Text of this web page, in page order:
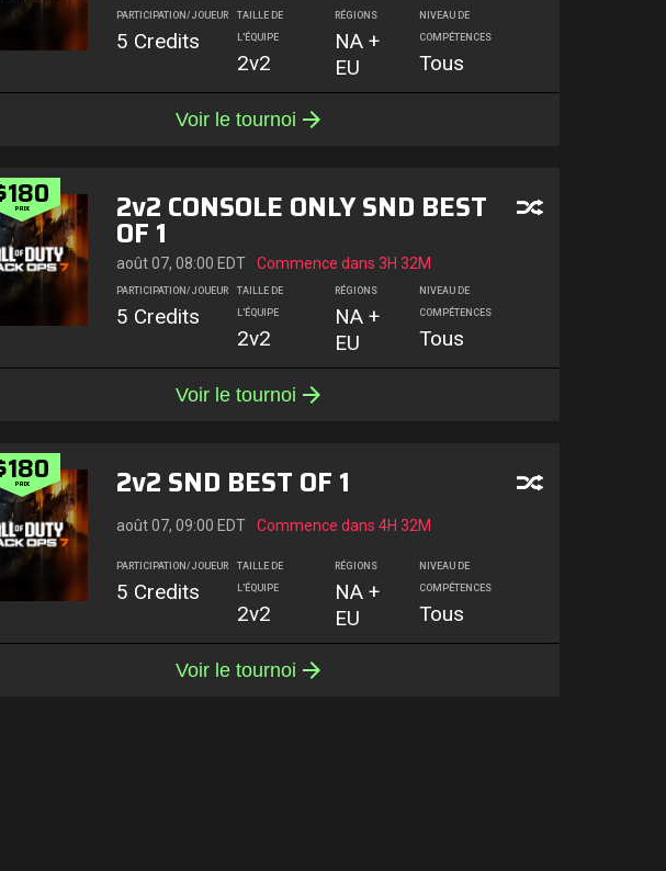
PARTICIPATION/JOUEUR
5 Credits
TAILLE DE
L'ÉQUIPE
2v2
RÉGIONS
NA +
EU
NIVEAU DE
COMPÉTENCES
Tous
Voir le tournoi
PRIX 2v2 CONSOLE ONLY SND BEST
OF 1
août 07, 08:00 EDT Commence dans 3H 32M
PARTICIPATION/JOUEUR
5 Credits
TAILLE DE
L'ÉQUIPE
2v2
RÉGIONS
NA +
EU
NIVEAU DE
COMPÉTENCES
Tous
Voir le tournoi
PRIX 2v2 SND BEST OF 1
août 07, 09:00 EDT Commence dans 4H 32M
PARTICIPATION/JOUEUR
5 Credits
TAILLE DE
L'ÉQUIPE
2v2
RÉGIONS
NA +
EU
NIVEAU DE
COMPÉTENCES
Tous
Voir le tournoi